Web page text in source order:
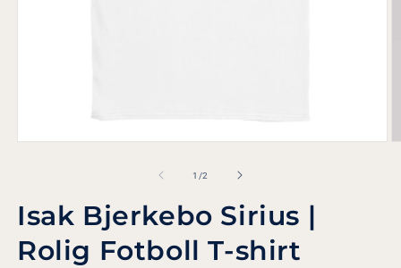
1 /av
2
Isak Bjerkebo Sirius |
Rolig Fotboll T-shirt